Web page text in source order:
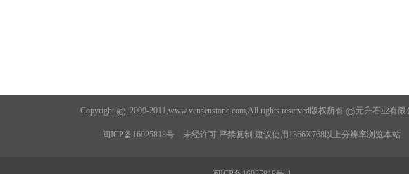
Copyright © 2009-2011,www.vensenstone.com,All rights reserved版权所有 ©元升石业有限
闽ICP备16025818号 未经许可 严禁复制 建议使用1366X768以上分辨率浏览本站